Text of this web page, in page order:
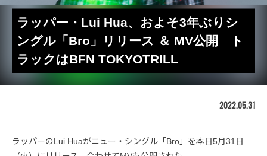
ラッパー・Lui Hua、およそ3年ぶりシ
ングル「Bro」リリース ＆ MV公開 ト
ラックはBFN TOKYOTRILL
2022.05.31
ラッパーのLui Huaがニュー・シングル「Bro」を本日5月31日